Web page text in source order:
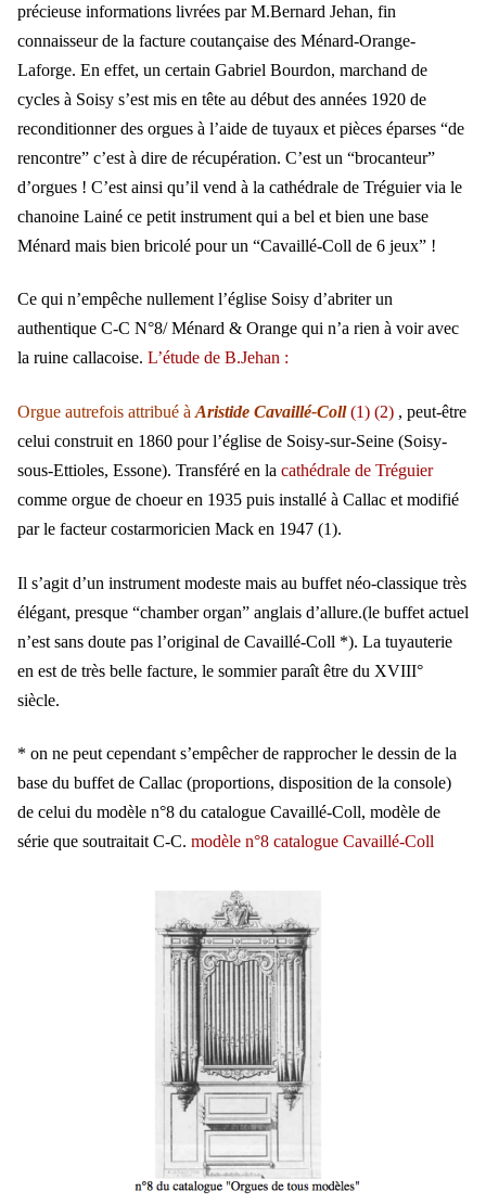
précieuse informations livrées par M.Bernard Jehan, fin
connaisseur de la facture coutançaise des Ménard-Orange-
Laforge. En effet, un certain Gabriel Bourdon, marchand de
cycles à Soisy s’est mis en tête au début des années 1920 de
reconditionner des orgues à l’aide de tuyaux et pièces éparses “de
rencontre” c’est à dire de récupération. C’est un “brocanteur”
d’orgues ! C’est ainsi qu’il vend à la cathédrale de Tréguier via le
chanoine Lainé ce petit instrument qui a bel et bien une base
Ménard mais bien bricolé pour un “Cavaillé-Coll de 6 jeux” !
Ce qui n’empêche nullement l’église Soisy d’abriter un
authentique C-C N°8/ Ménard & Orange qui n’a rien à voir avec
la ruine callacoise. L’étude de B.Jehan :
Orgue autrefois attribué à Aristide Cavaillé-Coll (1) (2) , peut-être
celui construit en 1860 pour l’église de Soisy-sur-Seine (Soisy-
sous-Ettioles, Essone). Transféré en la cathédrale de Tréguier
comme orgue de choeur en 1935 puis installé à Callac et modifié
par le facteur costarmoricien Mack en 1947 (1).
Il s’agit d’un instrument modeste mais au buffet néo-classique très
élégant, presque “chamber organ” anglais d’allure.(le buffet actuel
n’est sans doute pas l’original de Cavaillé-Coll *). La tuyauterie
en est de très belle facture, le sommier paraît être du XVIII°
siècle.
* on ne peut cependant s’empêcher de rapprocher le dessin de la
base du buffet de Callac (proportions, disposition de la console)
de celui du modèle n°8 du catalogue Cavaillé-Coll, modèle de
série que soutraitait C-C. modèle n°8 catalogue Cavaillé-Coll